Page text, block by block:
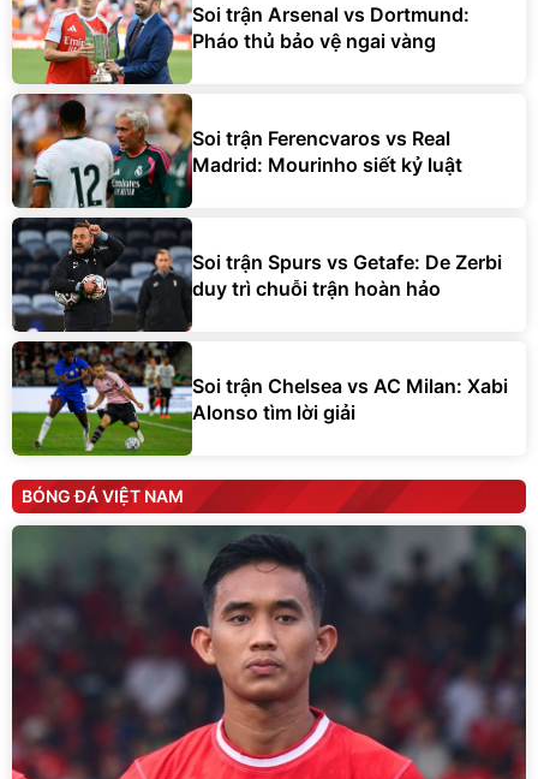
Soi trận Arsenal vs Dortmund:
Pháo thủ bảo vệ ngai vàng
Soi trận Ferencvaros vs Real
Madrid: Mourinho siết kỷ luật
Soi trận Spurs vs Getafe: De Zerbi
duy trì chuỗi trận hoàn hảo
Soi trận Chelsea vs AC Milan: Xabi
Alonso tìm lời giải
BÓNG ĐÁ VIỆT NAM